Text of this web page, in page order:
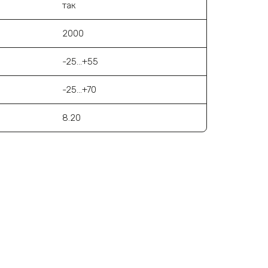
так
2000
-25…+55
-25…+70
8.20